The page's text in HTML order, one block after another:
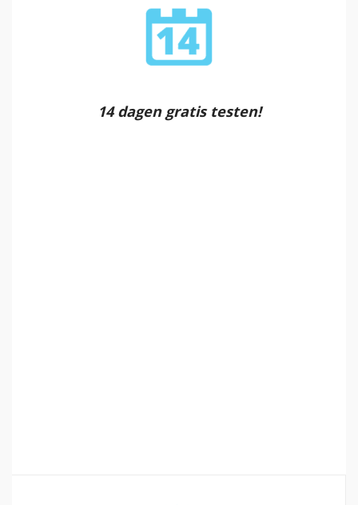
14 dagen gratis testen!